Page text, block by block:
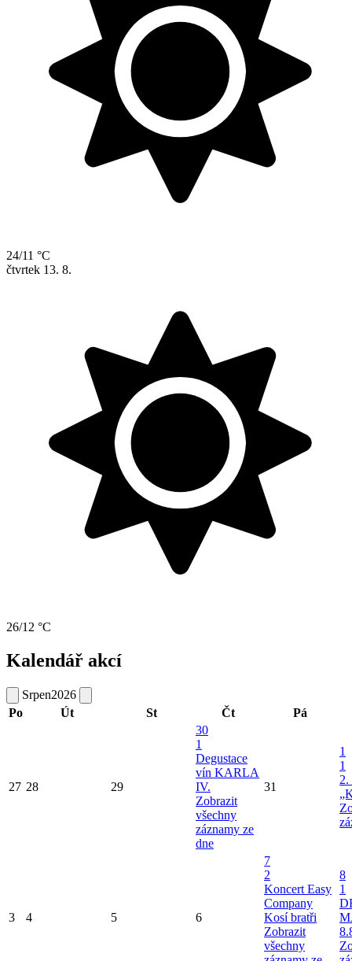
24/11 °C
čtvrtek 13. 8.
26/12 °C
Kalendář akcí
Srpen2026
Po
Út St Čt Pá
27 28 29
30
1
Degustace
vín KARLA
IV.
Zobrazit
všechny
záznamy ze
dne
31
1
1
2.
3 4 5 6
7
2
Koncert Easy
Company
Kosí bratři
Zobrazit
všechny
8
1